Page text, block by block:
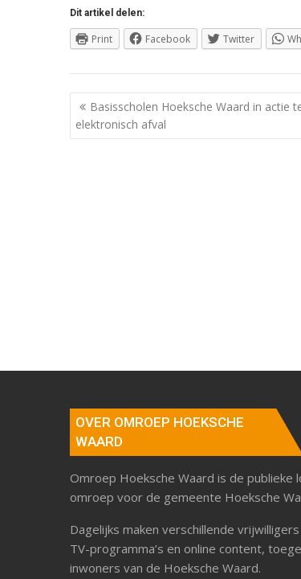
Dit artikel delen:
Print Facebook Twitter
Berichtnavigatie
Basisscholen Hoeksche Waard in actie
elektronisch afval
OVER OMROEP HOEKSCHE
WAARD
Omroep Hoeksche Waard is de publieke
omroep voor de gemeente Hoeksche
Dagelijks maken verschillende
TV-programma’s en online content,
inwoners van de Hoeksche Waard.